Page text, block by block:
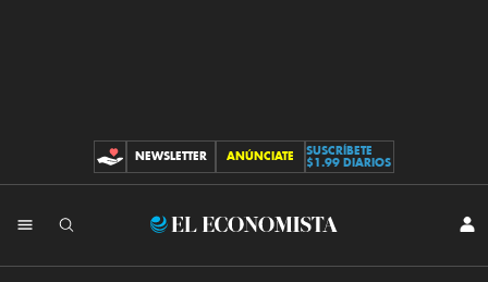
CONTRIBUCIONES
NEWSLETTER ANÚNCIATE
SUSCRÍBETE
$1.99 DIARIOS
El